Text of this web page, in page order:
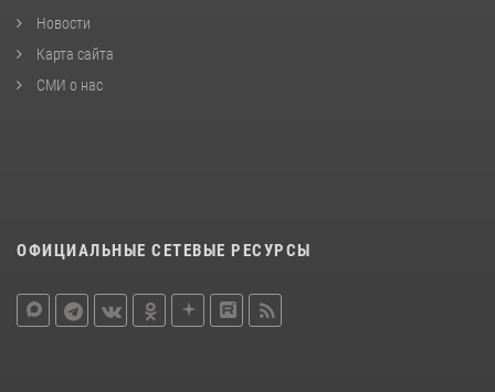
Новости
Карта сайта
СМИ о нас
ОФИЦИАЛЬНЫЕ СЕТЕВЫЕ РЕСУРСЫ